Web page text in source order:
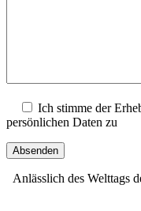
Ich stimme der
persönlichen Daten zu
Absenden
Anlässlich des Welttags